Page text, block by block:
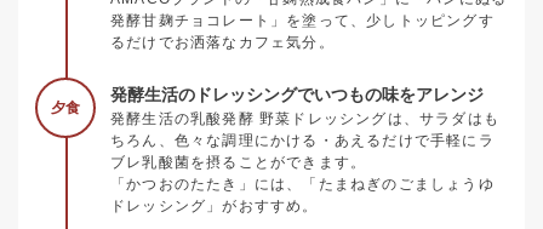
発酵甘麹チョコレート」を塗って、少しトッピングす
るだけでお洒落なカフェ気分。
夕食
発酵生活のドレッシングでいつもの味をアレンジ
発酵生活の乳酸発酵 野菜ドレッシングは、サラダはも
ちろん、色々な調理にかける・あえるだけで手軽にラ
ブレ乳酸菌を摂ることができます。
「かつおのたたき」には、「たまねぎのごましょうゆ
ドレッシング」がおすすめ。